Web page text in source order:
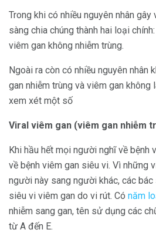
Trong khi có nhiều nguyên nhân
sàng chia chúng thành hai loại
viêm gan không nhiễm trùng.
Ngoài ra còn có nhiều nguyên nhân
gan nhiễm trùng và viêm gan không
xem xét một số
Viral viêm gan (viêm gan nhiễm
Khi hầu hết mọi người nghĩ về bệnh
về bệnh viêm gan siêu vi. Vì những
người này sang người khác, các
siêu vi viêm gan do vi rút. Có năm
nhiễm sang gan, tên sử dụng các
từ A đến E.